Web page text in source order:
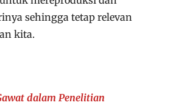
sehingga tetap relevan
kita.
dalam Penelitian